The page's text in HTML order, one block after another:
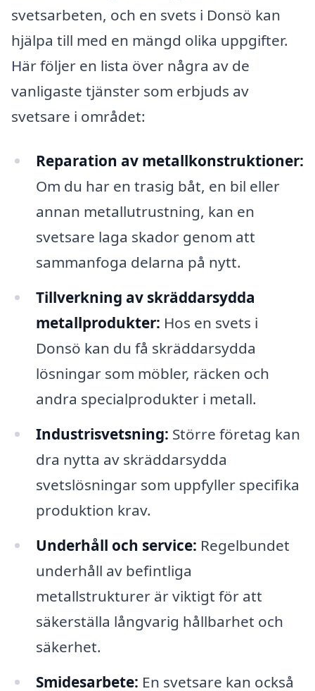
svetsarbeten, och en svets i Donsö kan
hjälpa till med en mängd olika uppgifter.
Här följer en lista över några av de
vanligaste tjänster som erbjuds av
svetsare i området:
Reparation av metallkonstruktioner:
Om du har en trasig båt, en bil eller
annan metallutrustning, kan en
svetsare laga skador genom att
sammanfoga delarna på nytt.
Tillverkning av skräddarsydda
metallprodukter: Hos en svets i
Donsö kan du få skräddarsydda
lösningar som möbler, räcken och
andra specialprodukter i metall.
Industrisvetsning: Större företag kan
dra nytta av skräddarsydda
svetslösningar som uppfyller specifika
produktion krav.
Underhåll och service: Regelbundet
underhåll av befintliga
metallstrukturer är viktigt för att
säkerställa långvarig hållbarhet och
säkerhet.
Smidesarbete: En svetsare kan också